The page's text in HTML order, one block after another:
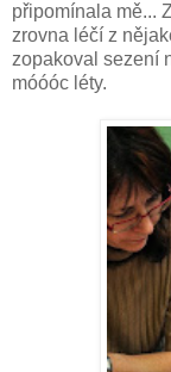
připomínala mě...
zrovna léčí z
zopakoval sezení
móóóc léty.